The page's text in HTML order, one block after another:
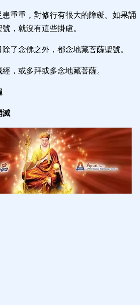
重重，對修行有很大的障礙。如果誦
，就沒有這些掛慮。
了念佛之外，都念地藏菩薩聖號。
，或多拜或多念地藏菩薩。
滅